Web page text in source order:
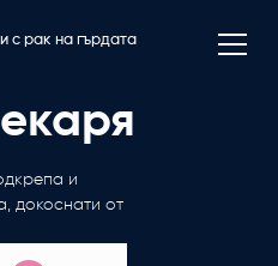
с рак на гърдата
и
докоснати от